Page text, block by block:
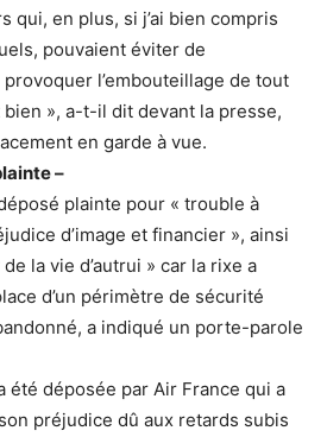
qui, en plus, si j’ai bien compris
pouvaient éviter de
provoquer l’embouteillage de tout
», a-t-il dit devant la presse,
en garde à vue.
–
plainte pour « trouble à
d’image et financier », ainsi
la vie d’autrui » car la rixe a
d’un périmètre de sécurité
a indiqué un porte-parole
été déposée par Air France qui a
préjudice dû aux retards subis